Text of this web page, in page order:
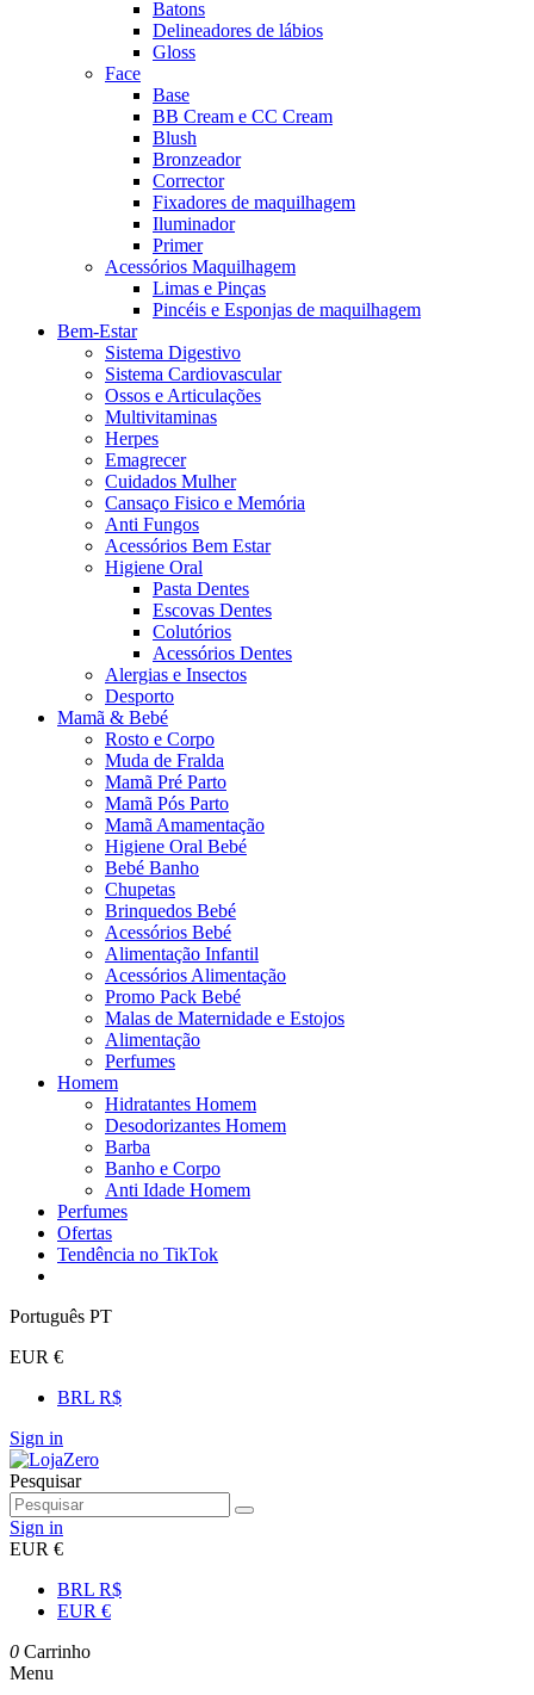
Batons
Delineadores de lábios
Gloss
Face
Base
BB Cream e CC Cream
Blush
Bronzeador
Corrector
Fixadores de maquilhagem
Iluminador
Primer
Acessórios Maquilhagem
Limas e Pinças
Pincéis e Esponjas de maquilhagem
Bem-Estar
Sistema Digestivo
Sistema Cardiovascular
Ossos e Articulações
Multivitaminas
Herpes
Emagrecer
Cuidados Mulher
Cansaço Fisico e Memória
Anti Fungos
Acessórios Bem Estar
Higiene Oral
Pasta Dentes
Escovas Dentes
Colutórios
Acessórios Dentes
Alergias e Insectos
Desporto
Mamã & Bebé
Rosto e Corpo
Muda de Fralda
Mamã Pré Parto
Mamã Pós Parto
Mamã Amamentação
Higiene Oral Bebé
Bebé Banho
Chupetas
Brinquedos Bebé
Acessórios Bebé
Alimentação Infantil
Acessórios Alimentação
Promo Pack Bebé
Malas de Maternidade e Estojos
Alimentação
Perfumes
Homem
Hidratantes Homem
Desodorizantes Homem
Barba
Banho e Corpo
Anti Idade Homem
Perfumes
Ofertas
Tendência no TikTok
Português PT
EUR €
BRL R$
Sign in
Pesquisar
Sign in
EUR €
BRL R$
EUR €
0 Carrinho
Menu